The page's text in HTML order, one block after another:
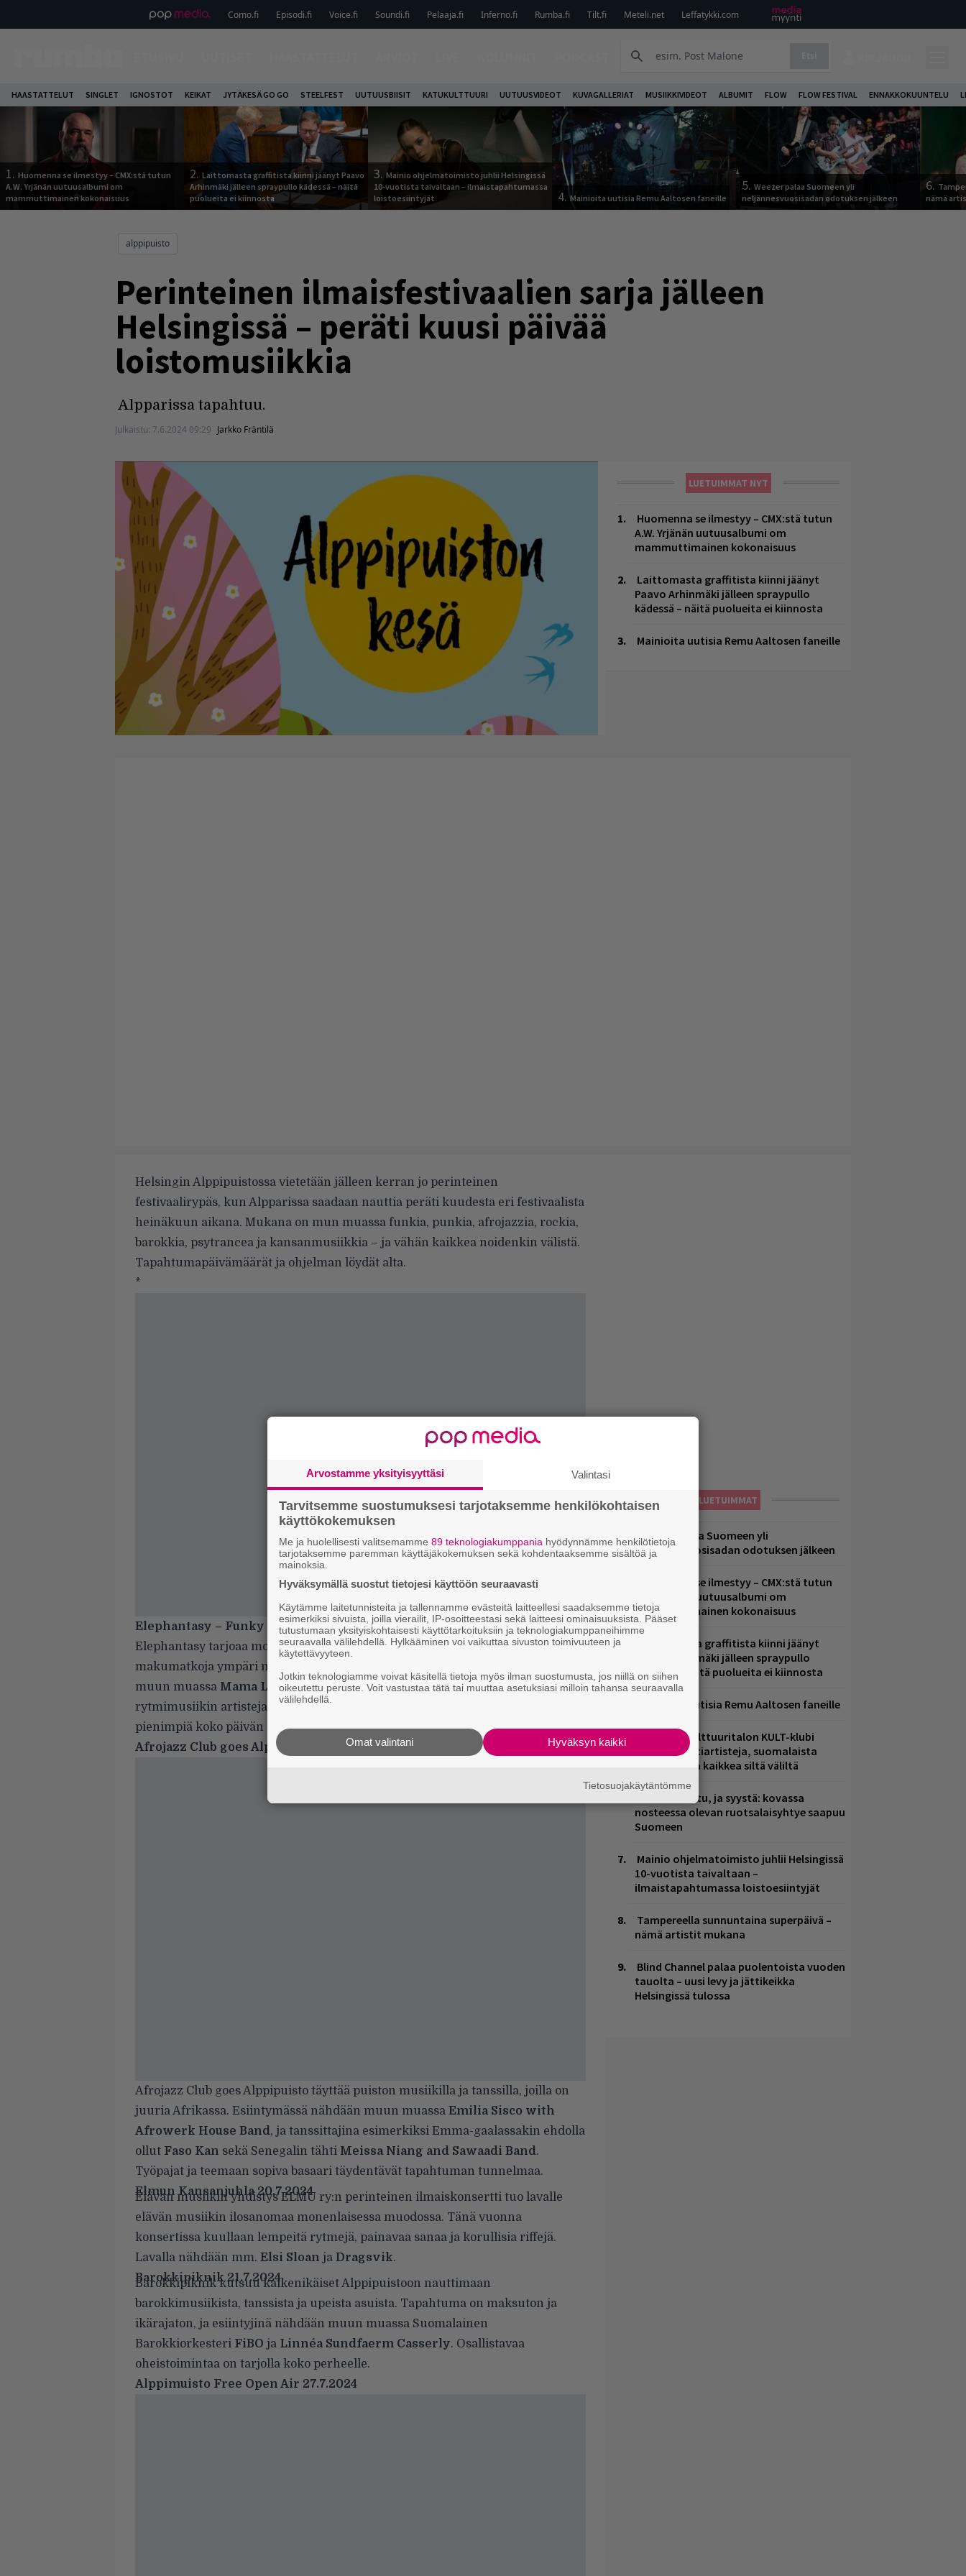
Como.fi Episodi.fi Voice.fi Soundi.fi Pelaaja.fi Inferno.fi Rumba.fi Tilt.fi Meteli.net Leffatykki.com
HAASTATTELUT SINGLET IGNOSTOT KEIKAT JYTÄKESÄ GO GO STEELFEST UUTUUSBIISIT KATUKULTTUURI UUTUUSVIDEOT KUVAGALLERIAT MUSIIKKIVIDEOT ALBUMIT FLOW FLOW FESTIVAL ENNAKKOKUUNTELU
1. Huomenna se ilmestyy – CMX:stä tutun
A.W. Yrjänän uutuusalbumi om
mammuttimainen kokonaisuus
2. Laittomasta graffitista kiinni jäänyt Paavo
Arhinmäki jälleen spraypullo kädessä – näitä
puolueita ei kiinnosta
3. Mainio ohjelmatoimisto juhlii Helsingissä
10-vuotista taivaltaan – ilmaistapahtumassa
loistoesiintyjät
4.Mainioita uutisia Remu Aaltosen faneille
5. Weezer palaa Suomeen yli
neljännesvuosisadan odotuksen jälkeen
6.
nämä
alppipuisto
Perinteinen ilmaisfestivaalien sarja jälleen
Helsingissä – peräti kuusi päivää
loistomusiikkia
Alpparissa tapahtuu.
Julkaistu: 7.6.2024 09:29 Jarkko Fräntilä
LUETUIMMAT NYT
Huomenna se ilmestyy – CMX:stä tutun
A.W. Yrjänän uutuusalbumi om
mammuttimainen kokonaisuus
Laittomasta graffitista kiinni jäänyt
Paavo Arhinmäki jälleen spraypullo
kädessä – näitä puolueita ei kiinnosta
Mainioita uutisia Remu Aaltosen faneille
Helsingin Alppipuistossa vietetään jälleen kerran jo perinteinen
festivaalirypäs, kun Alpparissa saadaan nauttia peräti kuudesta eri festivaalista
heinäkuun aikana. Mukana on mun muassa funkia, punkia, afrojazzia, rockia,
barokkia, psytrancea ja kansanmusiikkia – ja vähän kaikkea noidenkin välistä.
Tapahtumapäivämäärät ja ohjelman löydät alta.
*
Elephantasy – Funky Family Picnic 13.7.2024
Elephantasy tarjoaa monimuotoista rytmimusiikkia sekä sirkus- ja työpajoja,
makumatkoja ympäri maailman ja puistobasaarin. Esiintymislavoilla nähdään
muun muassa Mama Longhorn jaInariveljetsekä monia muita nousevia
rytmimusiikin artisteja. Lapsille on oma puuha-alue, joka viihdyttää perheen
pienimpiä koko päivän ajan.
Afrojazz Club goes Alppipuisto 14.7.2024
Afrojazz Club goes Alppipuisto täyttää puiston musiikilla ja tanssilla, joilla on
juuria Afrikassa. Esiintymässä nähdään muun muassa Emilia Sisco with
Afrowerk House Band, ja tanssittajina esimerkiksi Emma-gaalassakin ehdolla
ollut Faso Kan sekä Senegalin tähti Meissa Niang and Sawaadi Band.
Työpajat ja teemaan sopiva basaari täydentävät tapahtuman tunnelmaa.
Elmun Kansanjuhla 20.7.2024
Elävän musiikin yhdistys ELMU ry:n perinteinen ilmaiskonsertti tuo lavalle
elävän musiikin ilosanomaa monenlaisessa muodossa. Tänä vuonna
konsertissa kuullaan lempeitä rytmejä, painavaa sanaa ja korullisia riffejä.
Lavalla nähdään mm. Elsi Sloan ja Dragsvik.
Barokkipiknik 21.7.2024
Barokkipiknik kutsuu kaikenikäiset Alppipuistoon nauttimaan
barokkimusiikista, tanssista ja upeista asuista. Tapahtuma on maksuton ja
ikärajaton, ja esiintyjinä nähdään muun muassa Suomalainen
Barokkiorkesteri FiBO ja Linnéa Sundfaerm Casserly. Osallistavaa
oheistoimintaa on tarjolla koko perheelle.
Alppimuisto Free Open Air 27.7.2024
LUETUIMMAT
Weezer palaa Suomeen yli
neljännesvuosisadan odotuksen jälkeen
Huomenna se ilmestyy – CMX:stä tutun
A.W. Yrjänän uutuusalbumi om
mammuttimainen kokonaisuus
Laittomasta graffitista kiinni jäänyt
Paavo Arhinmäki jälleen spraypullo
kädessä – näitä puolueita ei kiinnosta
Mainioita uutisia Remu Aaltosen faneille
Helsingin Kulttuuritalon KULT-klubi
tarjoaa kulttiartisteja, suomalaista
osaamista ja kaikkea siltä väliltä
Kent mainittu, ja syystä: kovassa
nosteessa olevan ruotsalaisyhtye saapuu
Suomeen
Mainio ohjelmatoimisto juhlii Helsingissä
10-vuotista taivaltaan –
ilmaistapahtumassa loistoesiintyjät
Tampereella sunnuntaina superpäivä –
nämä artistit mukana
Blind Channel palaa puolentoista vuoden
tauolta – uusi levy ja jättikeikka
Helsingissä tulossa
Arvostamme yksityisyyttäsi Valintasi
Tarvitsemme suostumuksesi tarjotaksemme henkilökohtaisen
käyttökokemuksen
Me ja huolellisesti valitsemamme 89 teknologiakumppania hyödynnämme henkilötietoja
tarjotaksemme paremman käyttäjäkokemuksen sekä kohdentaaksemme sisältöä ja
mainoksia.
Hyväksymällä suostut tietojesi käyttöön seuraavasti
Käytämme laitetunnisteita ja tallennamme evästeitä laitteellesi saadaksemme tietoja
esimerkiksi sivuista, joilla vierailit, IP-osoitteestasi sekä laitteesi ominaisuuksista. Pääset
tutustumaan yksityiskohtaisesti käyttötarkoituksiin ja teknologiakumppaneihimme
seuraavalla välilehdellä. Hylkääminen voi vaikuttaa sivuston toimivuuteen ja
käytettävyyteen.
Jotkin teknologiamme voivat käsitellä tietoja myös ilman suostumusta, jos niillä on siihen
oikeutettu peruste. Voit vastustaa tätä tai muuttaa asetuksiasi milloin tahansa seuraavalla
välilehdellä.
Hyväksyn kaikki
Omat valintani
Tietosuojakäytäntömme